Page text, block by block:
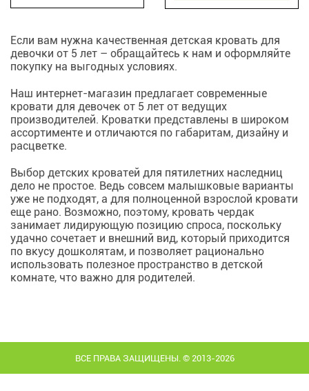
Если вам нужна качественная детская кровать для
девочки от 5 лет – обращайтесь к нам и оформляйте
покупку на выгодных условиях.
Наш интернет-магазин предлагает современные
кровати для девочек от 5 лет от ведущих
производителей. Кроватки представлены в широком
ассортименте и отличаются по габаритам, дизайну и
расцветке.
Выбор детских кроватей для пятилетних наследниц
дело не простое. Ведь совсем малышковые варианты
уже не подходят, а для полноценной взрослой кровати
еще рано. Возможно, поэтому, кровать чердак
занимает лидирующую позицию спроса, поскольку
удачно сочетает и внешний вид, который приходится
по вкусу дошколятам, и позволяет рационально
использовать полезное пространство в детской
комнате, что важно для родителей.
ВСЕ ПРАВА ЗАЩИЩЕНЫ. © 2013-2026